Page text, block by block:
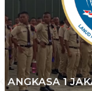
ANGKASA 1